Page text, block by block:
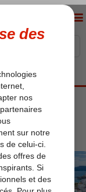
Style Cala Blanca